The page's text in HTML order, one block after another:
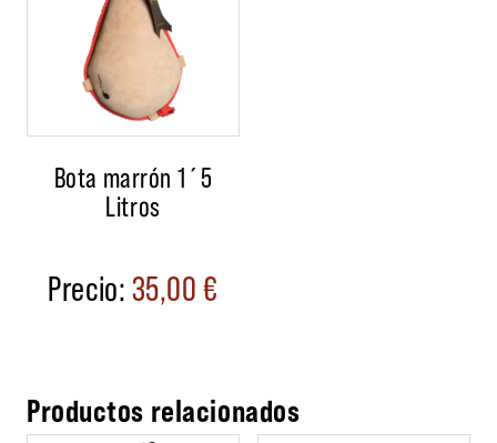
Bota marrón 1´5
Litros
35,00€
Productos relacionados